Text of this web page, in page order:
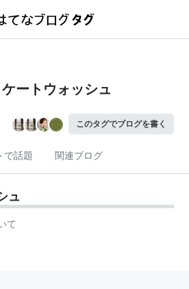
ートウォッシュ
このタグでブログを書く
で話題 関連ブログ
ュ
て